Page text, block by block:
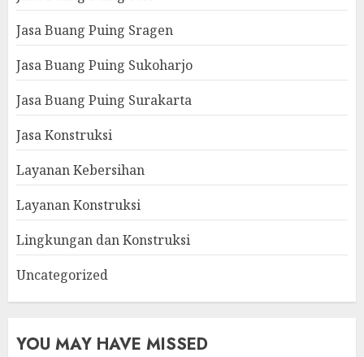
Jasa Buang Puing Sragen
Jasa Buang Puing Sukoharjo
Jasa Buang Puing Surakarta
Jasa Konstruksi
Layanan Kebersihan
Layanan Konstruksi
Lingkungan dan Konstruksi
Uncategorized
YOU MAY HAVE MISSED